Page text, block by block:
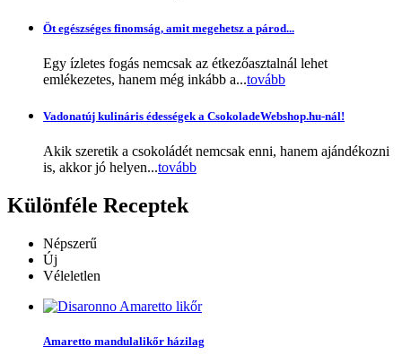
Öt egészséges finomság, amit megehetsz a párod...
Egy ízletes fogás nemcsak az étkezőasztalnál lehet
emlékezetes, hanem még inkább a...tovább
Vadonatúj kulináris édességek a CsokoladeWebshop.hu-nál!
Akik szeretik a csokoládét nemcsak enni, hanem ajándékozni
is, akkor jó helyen...tovább
Különféle Receptek
Népszerű
Új
Véleletlen
Amaretto mandulalikőr házilag